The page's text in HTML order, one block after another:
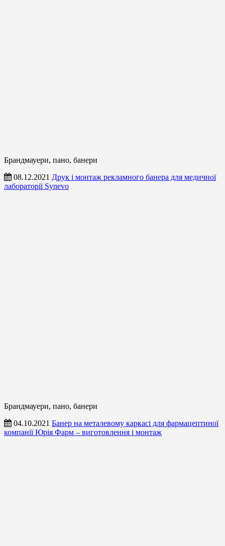
Брандмауери, пано, банери
08.12.2021 Друк і монтаж рекламного банера для медичної
лабораторії Synevo
Брандмауери, пано, банери
04.10.2021 Банер на металевому каркасі для фармацептиної
компанії Юрія Фарм – виготовлення і монтаж